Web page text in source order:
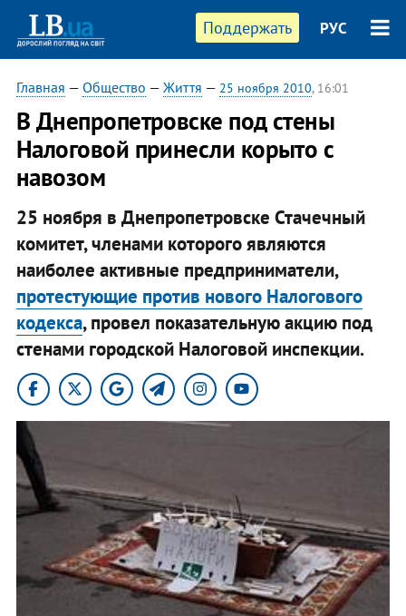
Поддержать РУС
Главная — Общество — Життя — 25 ноября 2010, 16:01
В Днепропетровске под стены
Налоговой принесли корыто с
навозом
25 ноября в Днепропетровске Стачечный
комитет, членами которого являются
наиболее активные предприниматели,
протестующие против нового Налогового
кодекса, провел показательную акцию под
стенами городской Налоговой инспекции. ​